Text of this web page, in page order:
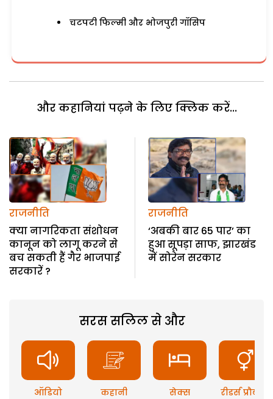
चटपटी फिल्मी और भोजपुरी गॉसिप
और कहानियां पढ़ने के लिए क्लिक करें...
राजनीति
क्या नागरिकता संशोधन
कानून को लागू करने से
बच सकती हैं गैर भाजपाई
सरकारें ?
राजनीति
‘अबकी बार 65 पार’ का
हुआ सूपड़ा साफ, झारखंड
में सोरेन सरकार
सरस सलिल से और
ऑडियो कहानी सेक्स रीडर्स प्रौब्लम